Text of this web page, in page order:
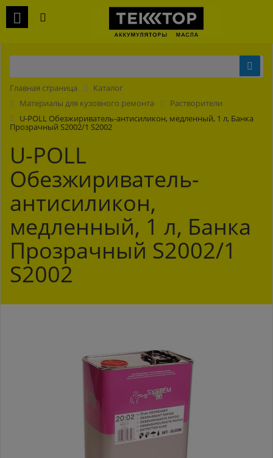
Главная страница
Каталог
Материалы для кузовного ремонта
Растворители
U-POLL Обезжириватель-антисиликон, медленный, 1 л, Банка
Прозрачный S2002/1 S2002
U-POLL
Обезжириватель-
антисиликон,
медленный, 1 л, Банка
Прозрачный S2002/1
S2002